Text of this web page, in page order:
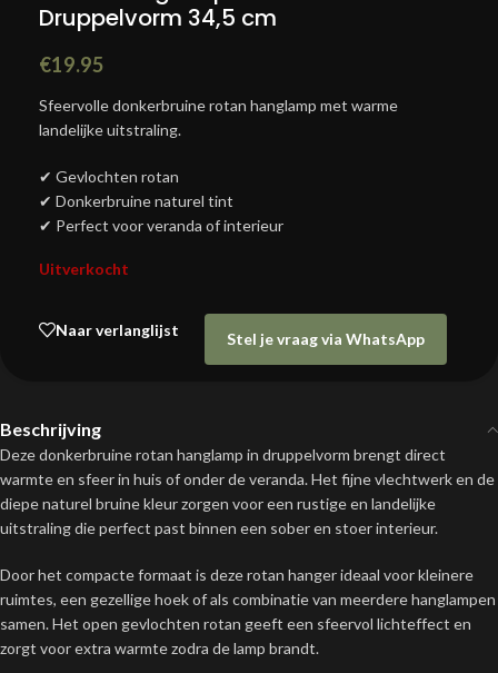
Druppelvorm 34,5 cm
€19.95
Sfeervolle donkerbruine rotan hanglamp met warme
landelijke uitstraling.
✔ Gevlochten rotan
✔ Donkerbruine naturel tint
✔ Perfect voor veranda of interieur
Uitverkocht
Naar verlanglijst
Stel je vraag via WhatsApp
Beschrijving
Deze donkerbruine rotan hanglamp in druppelvorm brengt direct
warmte en sfeer in huis of onder de veranda. Het fijne vlechtwerk en de
diepe naturel bruine kleur zorgen voor een rustige en landelijke
uitstraling die perfect past binnen een sober en stoer interieur.
Door het compacte formaat is deze rotan hanger ideaal voor kleinere
ruimtes, een gezellige hoek of als combinatie van meerdere hanglampen
samen. Het open gevlochten rotan geeft een sfeervol lichteffect en
zorgt voor extra warmte zodra de lamp brandt.